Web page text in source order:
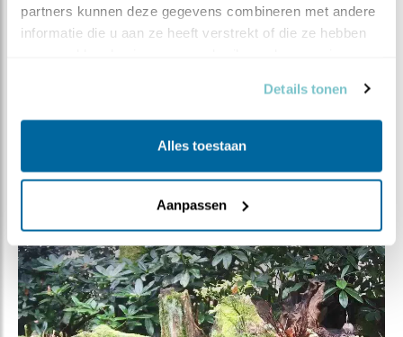
partners kunnen deze gegevens combineren met andere
informatie die u aan ze heeft verstrekt of die ze hebben
Details tonen
Alles toestaan
Aanpassen
Hij houdt trouw de wacht
(Vogelvolger, 29-03, 12:05)
*De Capibara is de boomstronk links. De krokodil is de